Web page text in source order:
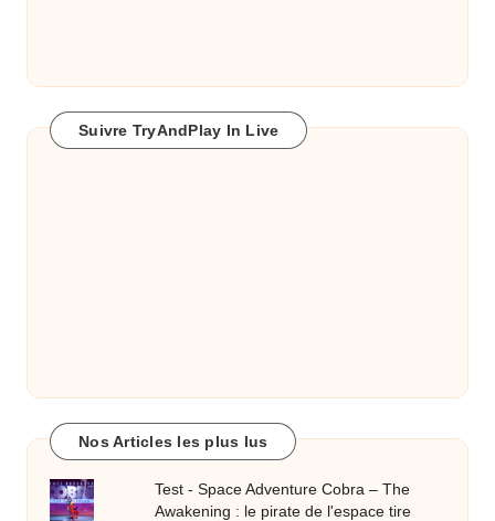
Suivre TryAndPlay In Live
Nos Articles les plus lus
Test - Space Adventure Cobra – The
Awakening : le pirate de l'espace tire